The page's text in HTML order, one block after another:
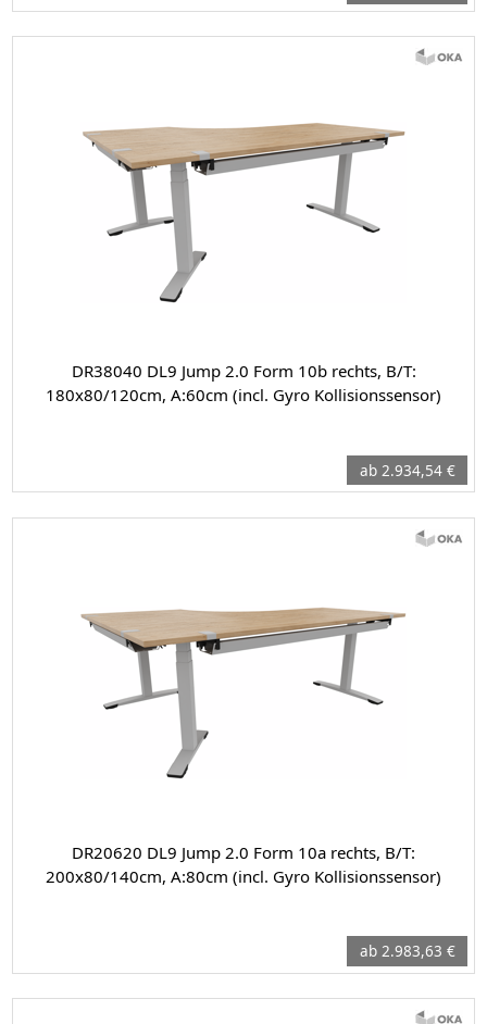
DR38040 DL9 Jump 2.0 Form 10b rechts, B/T:
180x80/120cm, A:60cm (incl. Gyro Kollisionssensor)
ab 2.934,54 €
DR20620 DL9 Jump 2.0 Form 10a rechts, B/T:
200x80/140cm, A:80cm (incl. Gyro Kollisionssensor)
ab 2.983,63 €